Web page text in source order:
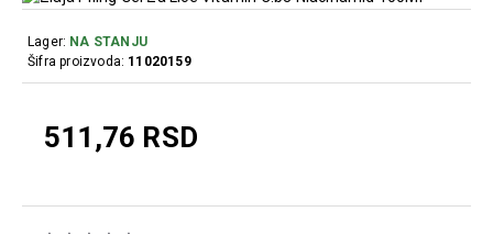
511,76 RSD
Lager: NA STANJU
Šifra proizvoda: 11020159